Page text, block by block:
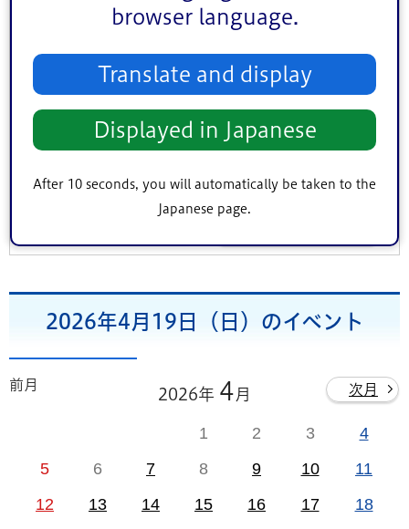
browser language.
Translate and display
Displayed in Japanese
After 10 seconds, you will automatically be taken to the
Japanese page.
熟年者向け 事業者向け
地区（エリア）
葛西地区
東部地区
キーワード検索
2026年4月19日（日）のイベント
前月
2026年 4 月 次月
1 2 3
4
5
6 7 8 9 10
11
12
13 14 15 16 17
18